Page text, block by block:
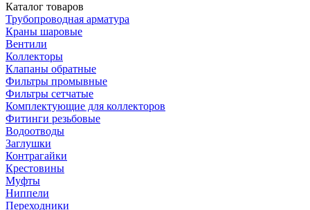
Каталог товаров
Трубопроводная арматура
Краны шаровые
Вентили
Коллекторы
Клапаны обратные
Фильтры промывные
Фильтры сетчатые
Комплектующие для коллекторов
Фитинги резьбовые
Водоотводы
Заглушки
Контрагайки
Крестовины
Муфты
Ниппели
Переходники